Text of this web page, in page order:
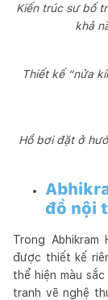
Kiến trúc sư bố
khả
Thiết kế “nửa
Hồ bơi đặt ở
đồ nội
Trong
được thiết kế
thể hiện màu
tranh vẽ nghệ